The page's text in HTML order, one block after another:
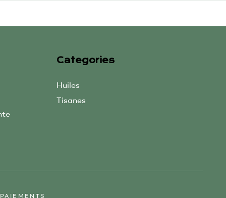
Categories
Huiles
Tisanes
PAIEMENTS